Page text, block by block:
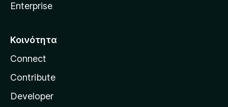
Enterprise
Κοινότητα
Connect
Contribute
Developer